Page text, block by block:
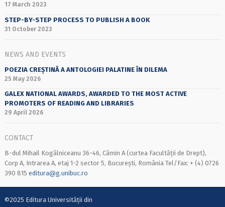
17 March 2023
STEP-BY-STEP PROCESS TO PUBLISH A BOOK
31 October 2023
NEWS AND EVENTS
POEZIA CREȘTINĂ A ANTOLOGIEI PALATINE ÎN DILEMA
25 May 2026
GALEX NATIONAL AWARDS, AWARDED TO THE MOST ACTIVE
PROMOTERS OF READING AND LIBRARIES
29 April 2026
CONTACT
B-dul Mihail Kogălniceanu 36-46, Cămin A (curtea Facultății de Drept),
Corp A, Intrarea A, etaj 1-2 sector 5, București, România Tel/Fax: + (4) 0726
390 815 editura@g.unibuc.ro
©2025 Editura Universității din